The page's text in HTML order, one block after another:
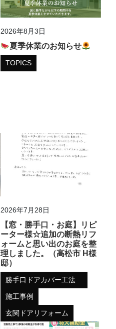
2026年8月3日
夏季休業のお知らせ
TOPICS
2026年7月28日
【窓・勝手口・お庭】リピ
ーター様☆追加の断熱リフ
ォームと思い出のお庭を整
理しました。（高松市 H様
邸）
勝手口ドアカバー工法
施工事例
玄関ドアリフォーム